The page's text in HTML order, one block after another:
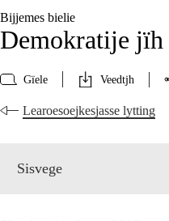
Bijjemes bielie
Demokratije jïh
Gïele Veedtjh
Learoesoejkesjasse lytting
Sisvege